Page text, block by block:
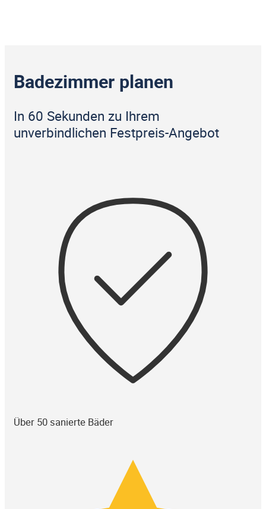
Badezimmer planen
In 60 Sekunden zu Ihrem
unverbindlichen Festpreis-Angebot
Über 50 sanierte Bäder